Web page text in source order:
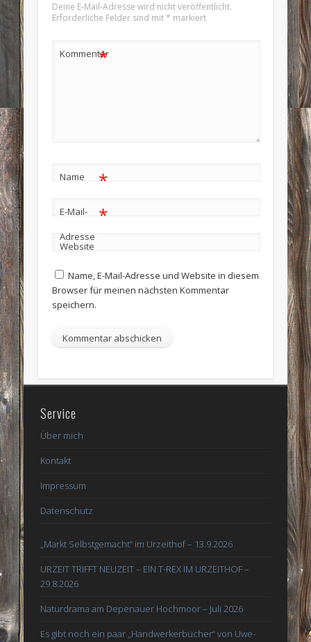
Deine E-Mail-Adresse wird nicht veröffentlicht.
Erforderliche Felder sind mit* markiert
Kommentar
*
Name *
E-Mail-
Adresse
*
Website
Name, E-Mail-Adresse und Website in diesem
Browser für meinen nächsten Kommentar
speichern.
Service
Über mich
Kontakt
Impressum
Datenschutz
„Markt Selbstgemacht“ im Urzeithof – 13.9.2026
URZEIT TRIFFT NEUZEIT – EIN T-REX IM URZEITHOF –
29.8.2026
Naturdrama am Depenauer Hochmoor – Juli 2026
Es gibt noch ein paar „Handwerkerbücher“ von Uwe-